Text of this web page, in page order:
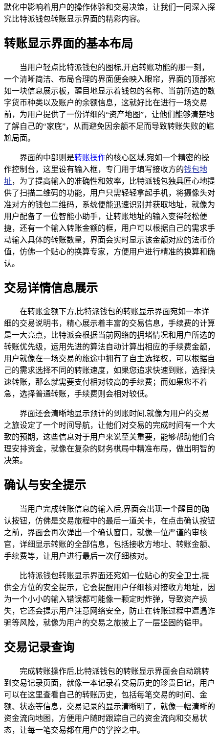
默化中影响着用户的操作体验和交易决策，让我们一同深入探
究比特派钱包转账显示界面的精彩内容。
转账显示界面的基本布局
当用户轻点比特派钱包的图标,开启转账功能的那一刻，
一个清晰简洁、布局合理的界面便会映入眼帘，界面的顶部宛
如一块信息展示板，醒目地显示着钱包的名称、当前所选的数
字货币种类以及账户的余额信息，这就好比在进行一场交易
前，为用户提供了一份详细的“资产地图”，让他们能够清楚地
了解自己的“家底”，从而避免因余额不足而导致转账失败的尴
尬局面。
界面的中部则是转账操作的核心区域,宛如一个精密的操
作控制台，这里设有输入框，专门用于填写接收方的钱包地
址，为了提高输入的准确性和效率，比特派钱包独具匠心地提
供了扫描二维码的功能，用户只需轻轻拿起手机，将摄像头对
准对方的钱包二维码，系统便能迅速识别并获取地址，就像为
用户配备了一位智能小助手，让转账地址的输入变得轻松便
捷，还有一个输入转账金额的框，用户可以根据自己的需求手
动输入具体的转账数量，界面会实时显示该金额对应的法币价
值，仿佛一个贴心的换算专家，方便用户进行精准的换算和确
认。
交易详情信息展示
在转账金额下方,比特派钱包的转账显示界面宛如一本详
细的交易说明书，精心展示着丰富的交易信息，手续费的计算
是一大亮点，比特派会根据当前网络的拥堵情况和用户所选的
转账优先级，运用先进的算法自动计算出相应的手续费金额，
用户就像在一场交易的旅途中拥有了自主选择权，可以根据自
己的需求选择不同的转账速度，如果您追求快速到账，选择快
速转账，那么就需要支付相对较高的手续费；而如果您不着
急，选择普通转账，手续费则会相对较低。
界面还会清晰地显示预计的到账时间,就像为用户的交易
之旅设定了一个时间导航，让他们对交易的完成时间有一个大
致的预期，这些信息对于用户来说至关重要，能够帮助他们合
理安排资金，就像在复杂的财务棋局中精准布局，做出明智的
决策。
确认与安全提示
当用户完成转账信息的输入后,界面会出现一个醒目的确
认按钮，仿佛是交易旅程中的最后一道关卡，在点击确认按钮
之前，界面会再次弹出一个确认窗口，就像一位严谨的审核
官，详细显示转账的全部信息，包括接收方地址、转账金额、
手续费等，让用户进行最后一次仔细核对。
比特派钱包转账显示界面还宛如一位贴心的安全卫士,提
供全方位的安全提示，它会提醒用户仔细核对接收方地址，因
为一个小小的输入错误都可能像一颗定时炸弹，导致资产损
失，它还会提示用户注意网络安全，防止在转账过程中遭遇诈
骗等风险，就像为用户的交易之旅披上了一层坚固的铠甲。
交易记录查询
完成转账操作后,比特派钱包的转账显示界面会自动跳转
到交易记录页面，就像一本记录着交易历史的珍贵日记，用户
可以在这里查看自己的转账历史，包括每笔交易的时间、金
额、状态等信息，交易记录的显示清晰明了，就像一幅清晰的
资金流向地图，方便用户随时跟踪自己的资金流向和交易状
态，让每一笔交易都在用户的掌控之中。